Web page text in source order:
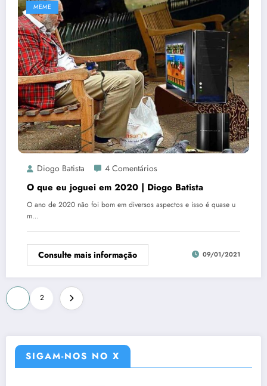
MEME
Diogo Batista 4 Comentários
O que eu joguei em 2020 | Diogo Batista
O ano de 2020 não foi bom em diversos aspectos e isso é quase u
m…
Consulte mais informação 09/01/2021
Paginação
de
posts
2
SIGAM-NOS NO X